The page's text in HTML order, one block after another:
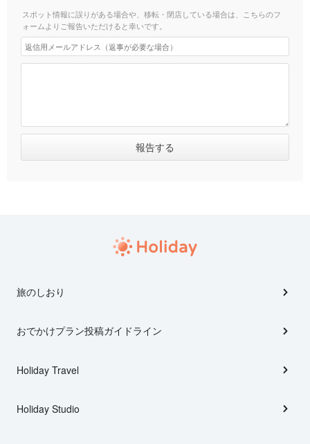
スポット情報に誤りがある場合や、移転・閉店している場合は、こちらのフ
ォームよりご報告いただけると幸いです。
旅のしおり
おでかけプラン投稿ガイドライン
Holiday Travel
Holiday Studio